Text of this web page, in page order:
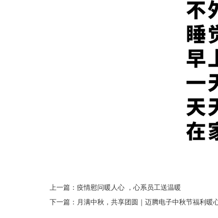
上一篇： 疫情慰问暖人心 ，心系员工送温暖
下一篇： 月满中秋，共享团圆｜迈腾电子中秋节福利暖